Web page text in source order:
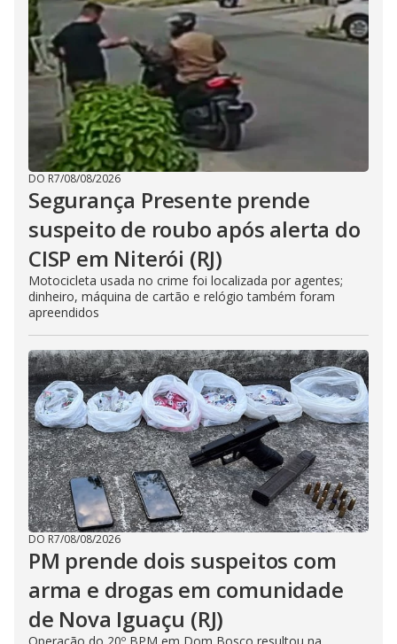
DO R7/08/08/2026
Segurança Presente prende
suspeito de roubo após alerta do
CISP em Niterói (RJ)
Motocicleta usada no crime foi localizada por agentes;
dinheiro, máquina de cartão e relógio também foram
apreendidos
DO R7/08/08/2026
PM prende dois suspeitos com
arma e drogas em comunidade
de Nova Iguaçu (RJ)